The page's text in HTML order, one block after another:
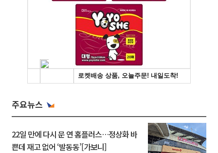
주요뉴스
22일 만에 다시 문 연 홈플러스…정상화 바
쁜데 재고 없어 ‘발동동’[가보니]